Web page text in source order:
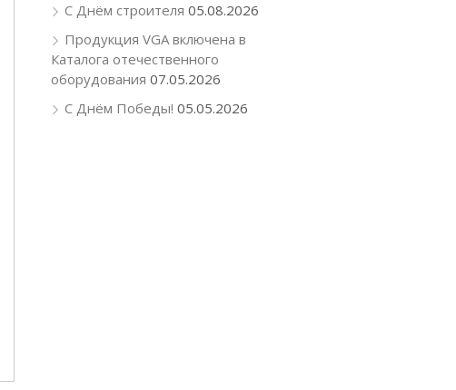
С Днём строителя 05.08.2026
Продукция VGA включена в
Каталога отечественного
оборудования 07.05.2026
С Днём Победы! 05.05.2026